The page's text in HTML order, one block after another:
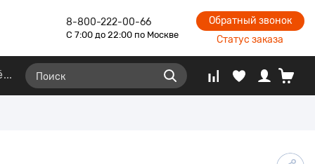
8-800-222-00-66
С 7:00 до 22:00 по Москве
Обратный звонок
Статус заказа